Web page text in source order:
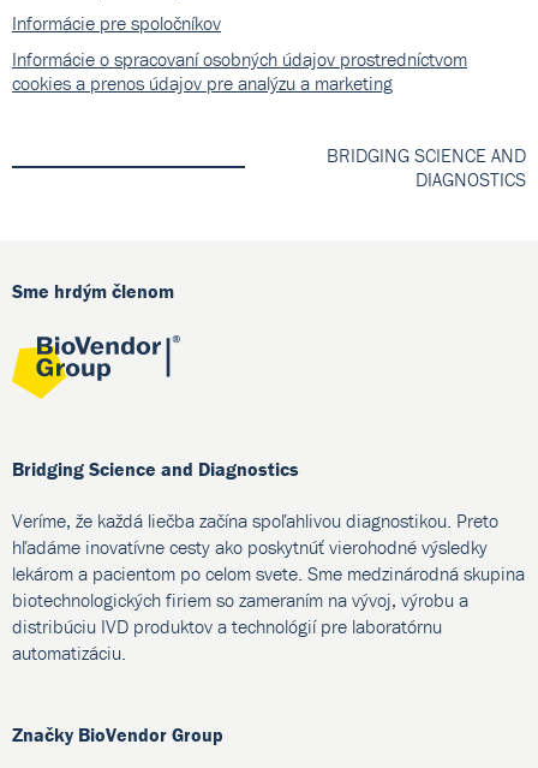
Informácie pre spoločníkov
Informácie o spracovaní osobných údajov prostredníctvom
cookies a prenos údajov pre analýzu a marketing
BRIDGING SCIENCE AND
DIAGNOSTICS
Sme hrdým členom
Bridging Science and Diagnostics
Veríme, že každá liečba začína spoľahlivou diagnostikou. Preto
hľadáme inovatívne cesty ako poskytnúť vierohodné výsledky
lekárom a pacientom po celom svete. Sme medzinárodná skupina
biotechnologických firiem so zameraním na vývoj, výrobu a
distribúciu IVD produktov a technológií pre laboratórnu
automatizáciu.
Značky BioVendor Group